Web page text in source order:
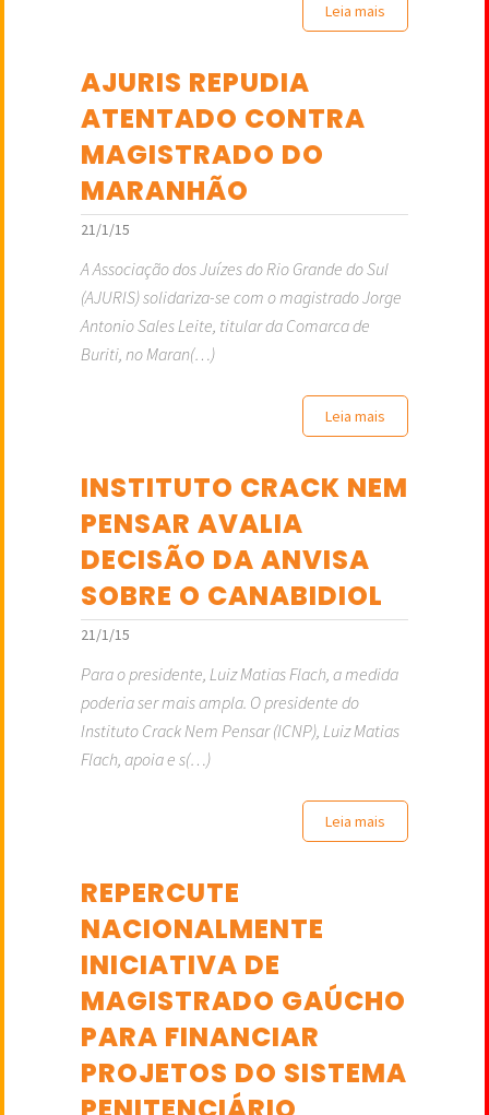
Leia mais
AJURIS REPUDIA
ATENTADO CONTRA
MAGISTRADO DO
MARANHÃO
21/1/15
A Associação dos Juízes do Rio Grande do Sul
(AJURIS) solidariza-se com o magistrado Jorge
Antonio Sales Leite, titular da Comarca de
Buriti, no Maran(…)
Leia mais
INSTITUTO CRACK NEM
PENSAR AVALIA
DECISÃO DA ANVISA
SOBRE O CANABIDIOL
21/1/15
Para o presidente, Luiz Matias Flach, a medida
poderia ser mais ampla. O presidente do
Instituto Crack Nem Pensar (ICNP), Luiz Matias
Flach, apoia e s(…)
Leia mais
REPERCUTE
NACIONALMENTE
INICIATIVA DE
MAGISTRADO GAÚCHO
PARA FINANCIAR
PROJETOS DO SISTEMA